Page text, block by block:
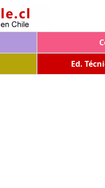
Ed.